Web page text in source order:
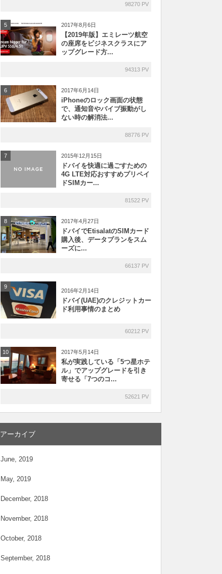
98270 PV
5 2017年8月6日
【2019年版】エミレーツ航空
の座席をビジネスクラスにア
ップグレード方...
94313 PV
6 2017年6月14日
iPhoneのロック画面の状態
で、通知音やバイブ振動がし
ない時の解消法...
88776 PV
7 2015年12月15日
ドバイを快適に過ごすための
4G LTE対応おすすめプリペイ
ドSIMカー...
81522 PV
8 2017年4月27日
ドバイでEtisalatのSIMカード
購入後、データプランをスム
ーズに...
66137 PV
9
2016年2月14日
ドバイ(UAE)のクレジットカー
ド利用事情のまとめ
60212 PV
10 2017年5月14日
私が実践している「5つ星ホテ
ル」でアップグレードを引き
寄せる「7つのコ...
52621 PV
アーカイブ
June, 2019
May, 2019
December, 2018
November, 2018
October, 2018
September, 2018